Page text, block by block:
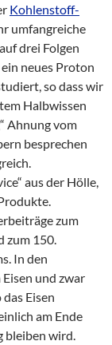
Kohlenstoff-
umfangreiche
drei Folgen
neues Proton
so dass wir
Halbwissen
Ahnung vom
besprechen
aus der Hölle,
zum
zum 150.
In den
und zwar
Eisen
am Ende
bleiben wird.